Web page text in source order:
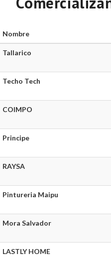
Nombre
Tallarico
Techo Tech
COIMPO
Principe
RAYSA
Pintureria Maipu
Mora Salvador
LASTLY HOME